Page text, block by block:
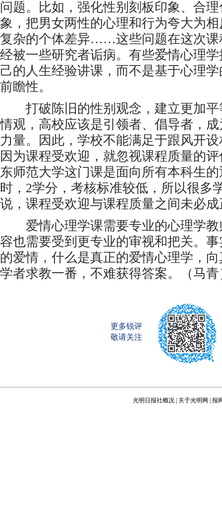
问题。比如，强化性别刻板印象、合
象，把男女两性的心理和行为夸大为
复杂的个体差异……这些问题在这次课
经被一些研究者诟病。有些爱情心理
己的人生经验讲课，而不是基于心理
前瞻性。
打破陈旧的性别观念，建立更加平
情观，高校应该是引领者、倡导者，
力量。因此，学校不能满足于跟风开
因为课程受欢迎，就忽视课程质量的
东师范大学这门课是面向所有本科生
时，2学分，考核标准较低，所以很多
说，课程受欢迎与课程质量之间未必
爱情心理学课需要专业的心理学教
容也需要受到更专业的审视和把关。
的爱情，什么是真正的爱情心理学，
学者求教一番，不难获得答案。（马青
更多锐评
敬请关注
光明日报社概况 关于光明网 报